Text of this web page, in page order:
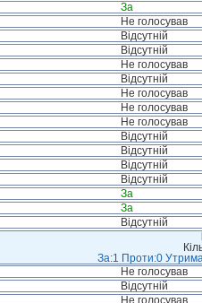
За
Не голосував
Відсутній
Відсутній
Не голосував
Відсутній
Не голосував
Не голосував
Не голосував
Відсутній
Відсутній
Відсутній
Відсутній
За
За
Відсутній
За:1 Проти:0
Не голосував
Відсутній
Не голосував